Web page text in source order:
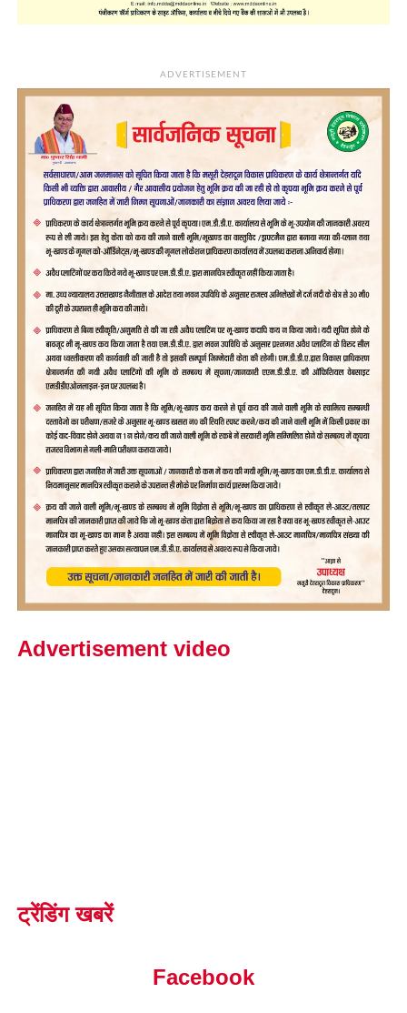
ADVERTISEMENT
Advertisement video
ट्रेंडिंग खबरें
Facebook